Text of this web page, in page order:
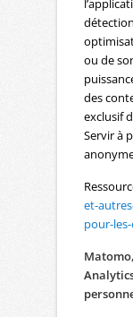
ou de
des
exclusif
Servir à
et-
pour-